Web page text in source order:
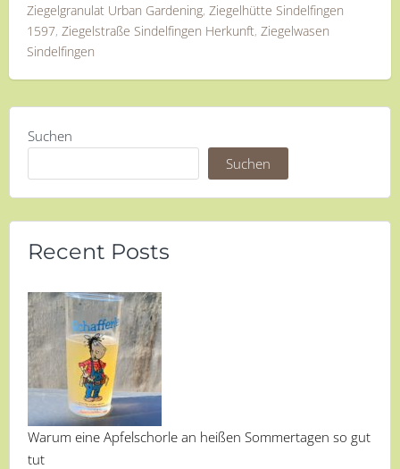
Ziegelgranulat Urban Gardening, Ziegelhütte Sindelfingen
1597, Ziegelstraße Sindelfingen Herkunft, Ziegelwasen
Sindelfingen
Suchen
Suchen
Recent Posts
Warum eine Apfelschorle an heißen Sommertagen so gut
tut